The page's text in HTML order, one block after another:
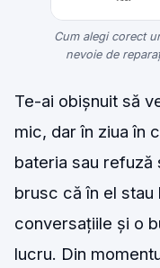
Cum alegi corect
nevoie de
Te-ai obișnuit să
mic, dar în ziua în
bateria sau refuză
brusc că în el
conversațiile și o
lucru. Din